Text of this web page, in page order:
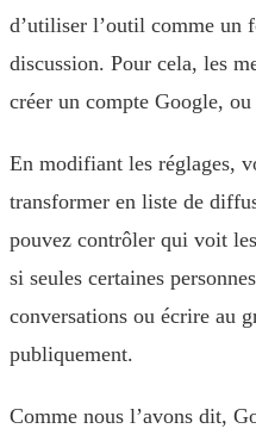
d’utiliser l’outil comme un
discussion. Pour cela, les
créer un compte Google, ou
En modifiant les réglages,
transformer en liste de
pouvez contrôler qui voit
si seules certaines
conversations ou écrire au
publiquement.
Comme nous l’avons dit,